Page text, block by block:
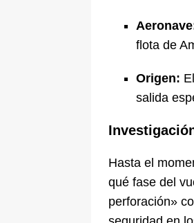
flota de
Origen:
salida
Hasta el
qué fase del
perforación»